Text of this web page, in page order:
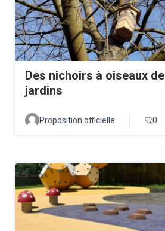
Des nichoirs à oiseaux de
jardins
Proposition officielle 0